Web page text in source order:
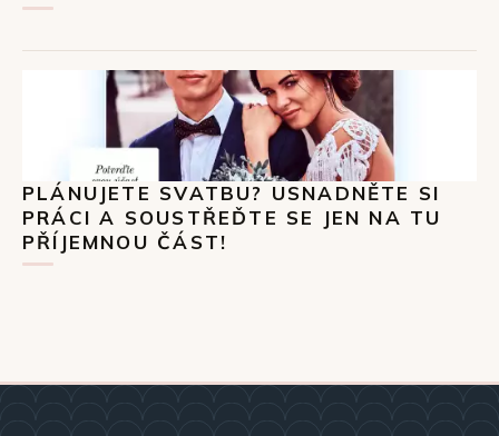
PLÁNUJETE SVATBU? USNADNĚTE SI
PRÁCI A SOUSTŘEĎTE SE JEN NA TU
PŘÍJEMNOU ČÁST!